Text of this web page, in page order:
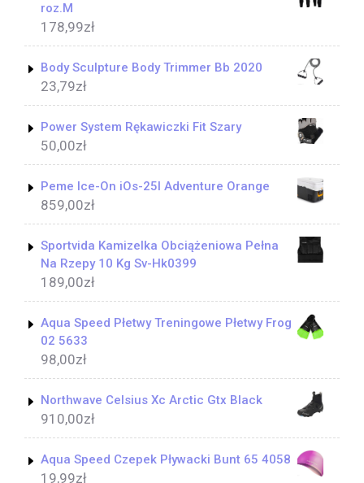
roz.M
178,99zł
Body Sculpture Body Trimmer Bb 2020
23,79zł
Power System Rękawiczki Fit Szary
50,00zł
Peme Ice-On iOs-25l Adventure Orange
859,00zł
Sportvida Kamizelka Obciążeniowa Pełna
Na Rzepy 10 Kg Sv-Hk0399
189,00zł
Aqua Speed Płetwy Treningowe Płetwy Frog
02 5633
98,00zł
Northwave Celsius Xc Arctic Gtx Black
910,00zł
Aqua Speed Czepek Pływacki Bunt 65 4058
19,99zł